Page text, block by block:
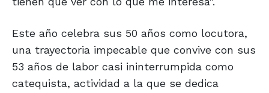
Este año celebra sus 50 años como locutora,
una trayectoria impecable que convive con sus
53 años de labor casi ininterrumpida como
catequista, actividad a la que se dedica